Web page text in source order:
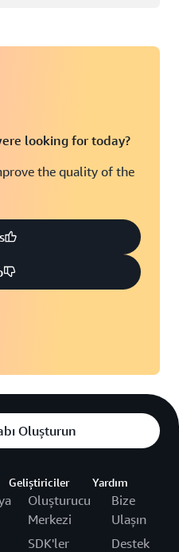
looking for today?
the quality of the
Oluşturun
Geliştiriciler
Oluşturucu
Merkezi
SDK'ler
Yardım
Bize
Ulaşın
Destek